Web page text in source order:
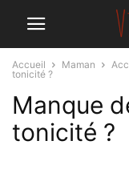
Accueil Maman
tonicité ?
Manque
tonicité ?